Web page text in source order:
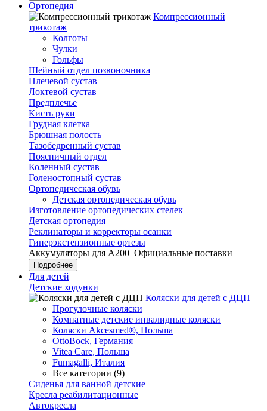
Ортопедия
Компрессионный
трикотаж
Колготы
Чулки
Гольфы
Шейный отдел позвоночника
Плечевой сустав
Локтевой сустав
Предплечье
Кисть руки
Грудная клетка
Брюшная полость
Тазобедренный сустав
Поясничный отдел
Коленный сустав
Голеностопный сустав
Ортопедическая обувь
Детская ортопедическая обувь
Изготовление ортопедических стелек
Детская ортопедия
Реклинаторы и корректоры осанки
Гиперэкстензионные ортезы
Аккумуляторы для А200 Официальные поставки
Подробнее
Для детей
Детские ходунки
Коляски для детей с ДЦП
Прогулочные коляски
Комнатные детские инвалидные коляски
Коляски Akcesmed®, Польша
OttoBock, Германия
Vitea Care, Польша
Fumagalli, Италия
Все категории (9)
Сиденья для ванной детские
Кресла реабилитационные
Автокресла